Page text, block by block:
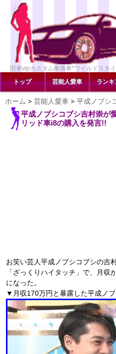
旧車vipカスタム車痛車*ワイルドスタ
トップ
芸能人愛車 ランキ
ホーム > 芸能人愛車 > 平成ノブシ
平成ノブシコブシ吉村崇が
リッド車i8の購入を発言!!
お笑い芸人平成ノブシコブシの吉
「ざっくりハイタッチ」で、月
になった。
▼月収170万円と暴露した平成ノ